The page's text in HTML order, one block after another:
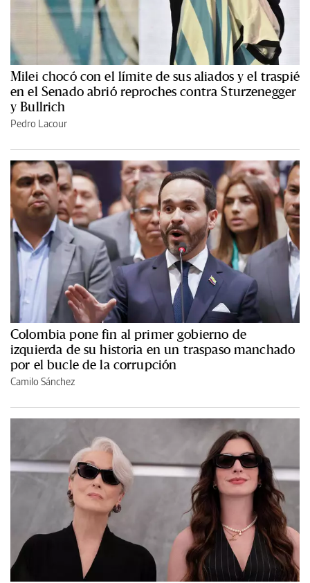
Milei chocó con el límite de sus aliados y el traspié
en el Senado abrió reproches contra Sturzenegger
y Bullrich
Pedro Lacour
Colombia pone fin al primer gobierno de
izquierda de su historia en un traspaso manchado
por el bucle de la corrupción
Camilo Sánchez